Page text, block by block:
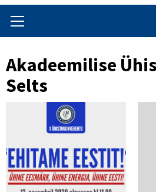
Menu
Akadeemilise
Selts